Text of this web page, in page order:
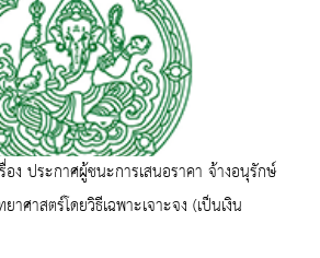
ง ประกาศผู้ชนะการเสนอราคา จ้างอนุรักษ์
ศาสตร์โดยวิธีเฉพาะเจาะจง (เป็นเงิน